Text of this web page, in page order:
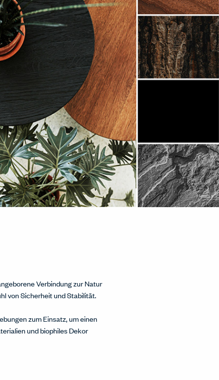
Verbindung zur Natur
von Sicherheit und Stabilität.
zum Einsatz, um einen
und biophiles Dekor